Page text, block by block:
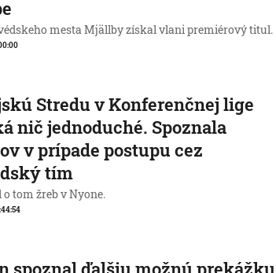
mesta Mjällby získal vlani premiérový titul.
Stredu v Konferenčnej lige
nič jednoduché. Spoznala
v prípade postupu cez
tím
o tom žreb v Nyone.
spoznal ďalšiu možnú prekážku